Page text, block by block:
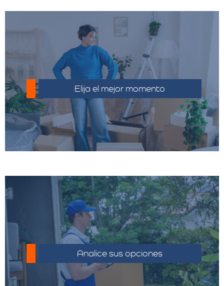
Elija el mejor momento
Haz un inventario detallado y deshacerte
de objetos innecesarios puede reducir el
volumen y el costo.
Analice sus opciones
Compara los costos y las ofertas de
distintos proveedores.